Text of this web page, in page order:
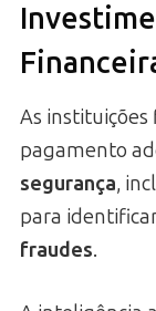
As instituições
pagamento
segurança,
para
fraudes.